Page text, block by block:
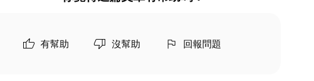
有幫助 沒幫助 回報問題